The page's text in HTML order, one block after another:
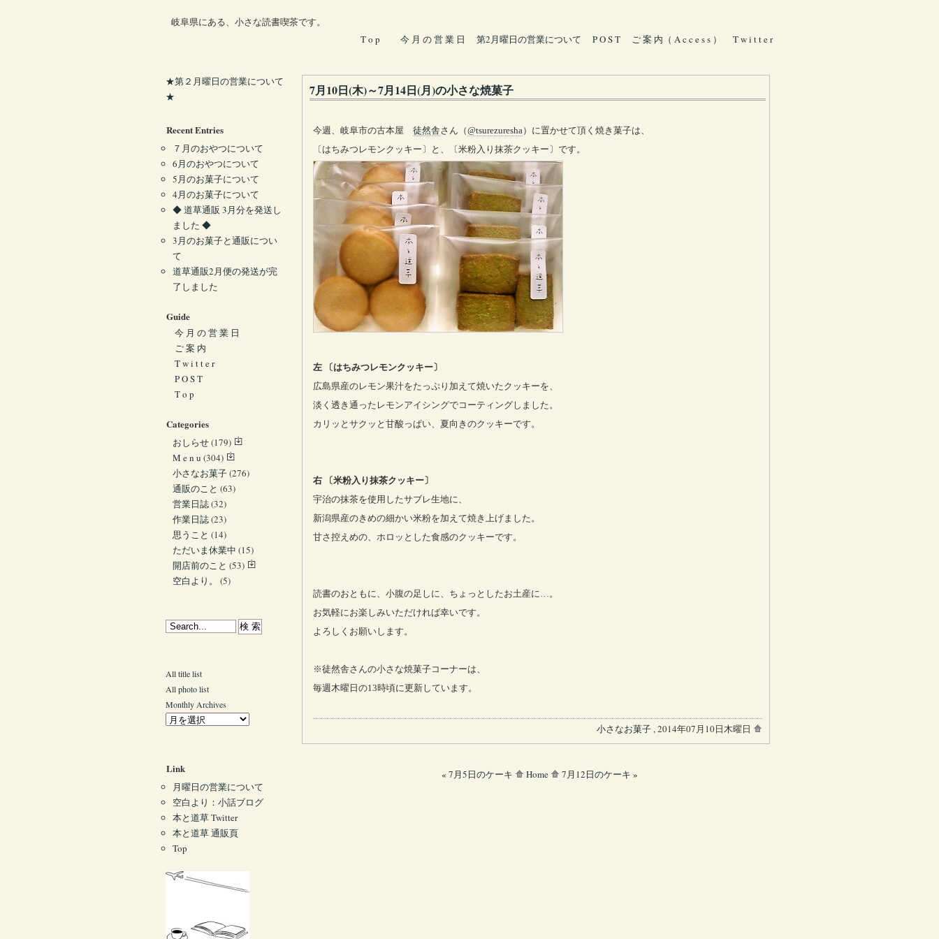
岐阜県にある、小さな読書喫茶です。
T o p
今 月 の 営 業 日 第2月曜日の営業について P O S T ご 案 内（ A c c e s s ） T w i t t e r
7月10日(木)～7月14日(月)の小さな焼菓子
今週、岐阜市の古本屋 徒然舎さん（@tsurezuresha）に置かせて頂く焼き菓子は、
〔はちみつレモンクッキー〕と、〔米粉入り抹茶クッキー〕です。
左 〔はちみつレモンクッキー〕
広島県産のレモン果汁をたっぷり加えて焼いたクッキーを、
淡く透き通ったレモンアイシングでコーティングしました。
カリッとサクッと甘酸っぱい、夏向きのクッキーです。
右 〔米粉入り抹茶クッキー〕
宇治の抹茶を使用したサブレ生地に、
新潟県産のきめの細かい米粉を加えて焼き上げました。
甘さ控えめの、ホロッとした食感のクッキーです。
読書のおともに、小腹の足しに、ちょっとしたお土産に…。
お気軽にお楽しみいただければ幸いです。
よろしくお願いします。
※徒然舎さんの小さな焼菓子コーナーは、
毎週木曜日の13時頃に更新しています。
小さなお菓子, 2014年07月10日木曜日
« 7月5日のケーキ Home 7月12日のケーキ »
★第２月曜日の営業について
★
Recent Entries
７月のおやつについて
6月のおやつについて
5月のお菓子について
4月のお菓子について
◆ 道草通販 3月分を発送し
ました ◆
3月のお菓子と通販につい
て
道草通販2月便の発送が完
了しました
Guide
今 月 の 営 業 日
ご 案 内
T w i t t e r
P O S T
T o p
Categories
おしらせ(179)
M e n u (304)
小さなお菓子(276)
通販のこと (63)
営業日誌(32)
作業日誌(23)
思うこと (14)
ただいま休業中 (15)
開店前のこと (53)
空白より。
(5)
All title list
All photo list
Monthly Archives
Link
月曜日の営業について
空白より：小話ブログ
本と道草 Twitter
本と道草 通販頁
Top